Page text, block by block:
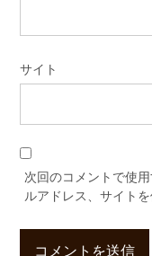
サイト
次回のコメントで使
ルアドレス、サイトを